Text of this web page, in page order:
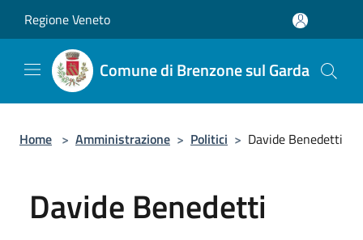
Regione Veneto
Comune di Brenzone sul Garda
Home > Amministrazione > Politici > Davide Benedetti
Davide Benedetti